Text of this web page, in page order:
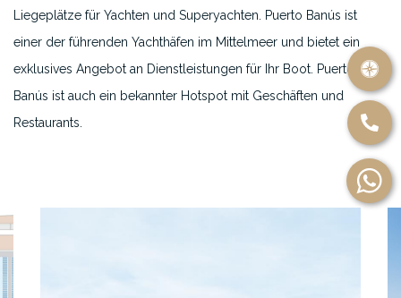
Liegeplätze für Yachten und Superyachten. Puerto Banús ist
einer der führenden Yachthäfen im Mittelmeer und bietet ein
exklusives Angebot an Dienstleistungen für Ihr Boot. Puerto
Banús ist auch ein bekannter Hotspot mit Geschäften und
Restaurants.